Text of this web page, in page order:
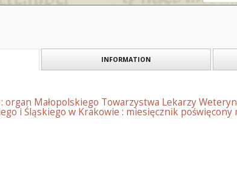
INFORMATION
organ Małopolskiego Towarzystwa Lekarzy
i Śląskiego w Krakowie : miesięcznik